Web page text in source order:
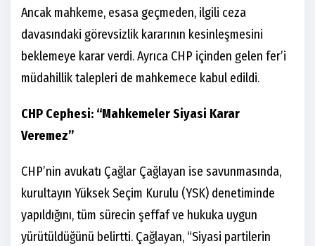
Ancak mahkeme, esasa geçmeden, ilgili ceza
davasındaki görevsizlik kararının kesinleşmesini
beklemeye karar verdi. Ayrıca CHP içinden gelen fer’i
müdahillik talepleri de mahkemece kabul edildi.
CHP Cephesi: “Mahkemeler Siyasi Karar
Veremez”
CHP’nin avukatı Çağlar Çağlayan ise savunmasında,
kurultayın Yüksek Seçim Kurulu (YSK) denetiminde
yapıldığını, tüm sürecin şeffaf ve hukuka uygun
yürütüldüğünü belirtti. Çağlayan, “Siyasi partilerin